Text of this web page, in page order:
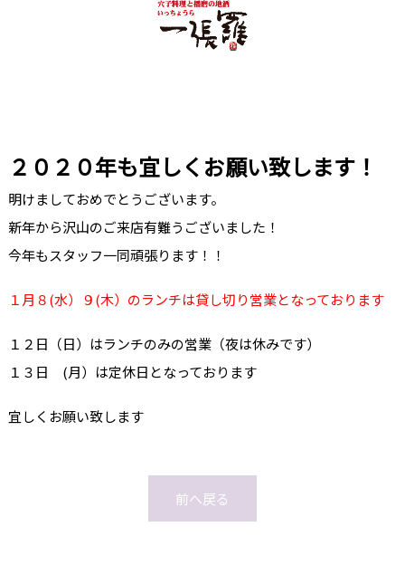
２０２０年も宜しくお願い致します！
明けましておめでとうございます。
新年から沢山のご来店有難うございました！
今年もスタッフ一同頑張ります！！
１月８(水）９(木）のランチは貸し切り営業となっております
１２日（日）はランチのみの営業（夜は休みです）
１３日 (月）は定休日となっております
宜しくお願い致します
前へ戻る